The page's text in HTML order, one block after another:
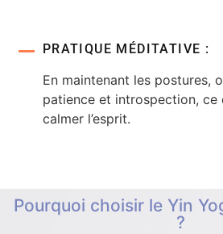
PRATIQUE MÉDITATIVE :
En maintenant les postures,
patience et introspection, ce
calmer l’esprit.
Pourquoi choisir le Yin
?